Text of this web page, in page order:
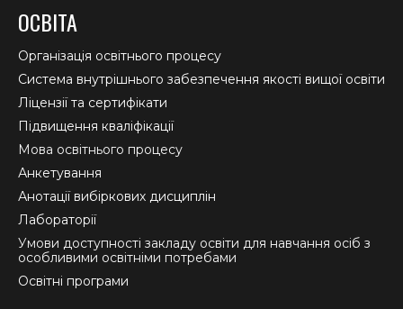
opens
in
new
window
opens
in
new
window
in
new
window
ОСВІТА
Організація освітнього процесу
Система внутрішнього забезпечення якості вищої освіти
Ліцензії та сертифікати
Підвищення кваліфікації
Мова освітнього процесу
Анкетування
Анотації вибіркових дисциплін
Лабораторії
Умови доступності закладу освіти для навчання осіб з
особливими освітніми потребами
Освітні програми